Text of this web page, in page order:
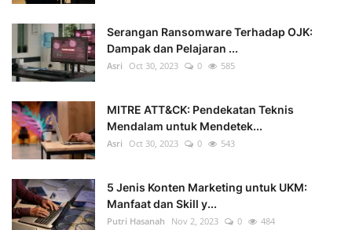
Serangan Ransomware Terhadap OJK:
Dampak dan Pelajaran ...
Asri Oct 30, 2023 0 585
MITRE ATT&CK: Pendekatan Teknis
Mendalam untuk Mendetek...
Asri Oct 30, 2023 0 543
5 Jenis Konten Marketing untuk UKM:
Manfaat dan Skill y...
Putri Hasanah Nov 2, 2023 0 484